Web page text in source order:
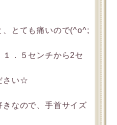
、とても痛いので(^o^;
．５センチから2セ
さい☆
なので、手首サイズ